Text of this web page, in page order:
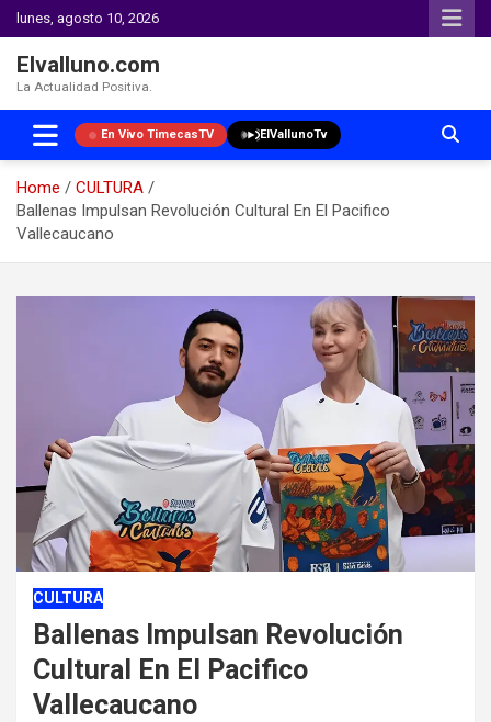
lunes, agosto 10, 2026
Elvalluno.com
La Actualidad Positiva.
En Vivo TimecasTV ElVallunoTv
Home
CULTURA
Ballenas Impulsan Revolución Cultural En El Pacifico
Vallecaucano
CULTURA
Ballenas Impulsan Revolución
Cultural En El Pacifico
Vallecaucano